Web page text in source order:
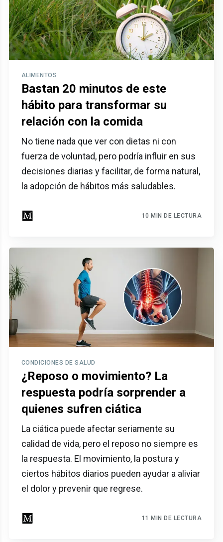
ALIMENTOS
Bastan 20 minutos de este
hábito para transformar su
relación con la comida
No tiene nada que ver con dietas ni con
fuerza de voluntad, pero podría influir en sus
decisiones diarias y facilitar, de forma natural,
la adopción de hábitos más saludables.
10 MIN DE LECTURA
CONDICIONES DE SALUD
¿Reposo o movimiento? La
respuesta podría sorprender a
quienes sufren ciática
La ciática puede afectar seriamente su
calidad de vida, pero el reposo no siempre es
la respuesta. El movimiento, la postura y
ciertos hábitos diarios pueden ayudar a aliviar
el dolor y prevenir que regrese.
11 MIN DE LECTURA